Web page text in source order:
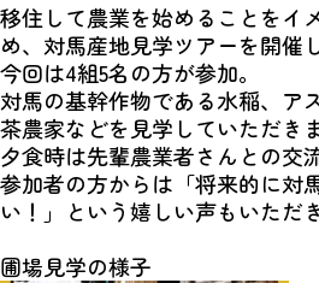
移住して農業を始めることをイ
め、対馬産地見学ツアーを開催
今回は4組5名の方が参加。
対馬の基幹作物である水稲、ア
茶農家などを見学していただき
夕食時は先輩農業者さんとの交
参加者の方からは「将来的に対
い！」という嬉しい声もいただ
圃場見学の様子